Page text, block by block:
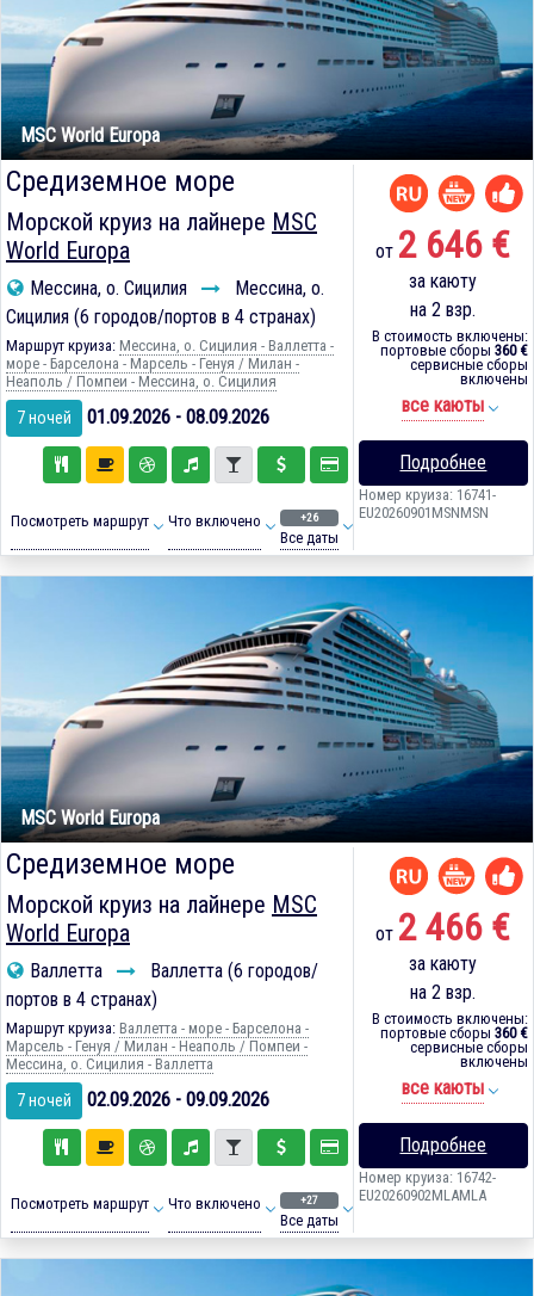
MSC World Europa
Средиземное море
Морской круиз на лайнере MSC
World Europa
Мессина, о. Сицилия
Мессина, о.
Сицилия (6 городов/портов в 4 странах)
Маршрут круиза: Мессина, о. Сицилия - Валлетта -
море - Барселона - Марсель - Генуя / Милан -
Неаполь / Помпеи - Мессина, о. Сицилия
7 ночей 01.09.2026 - 08.09.2026
Посмотреть маршрут Что включено +26
Все даты
от 2 646 €
за каюту
на 2 взр.
В стоимость включены:
портовые сборы 360 €
сервисные сборы
включены
все каюты
Подробнее
Номер круиза: 16741-
EU20260901MSNMSN
MSC World Europa
Средиземное море
Морской круиз на лайнере MSC
World Europa
Валлетта
Валлетта (6 городов/
портов в 4 странах)
Маршрут круиза: Валлетта - море - Барселона -
Марсель - Генуя / Милан - Неаполь / Помпеи -
Мессина, о. Сицилия - Валлетта
7 ночей 02.09.2026 - 09.09.2026
Посмотреть маршрут Что включено +27
Все даты
от 2 466 €
за каюту
на 2 взр.
В стоимость включены:
портовые сборы 360 €
сервисные сборы
включены
все каюты
Подробнее
Номер круиза: 16742-
EU20260902MLAMLA